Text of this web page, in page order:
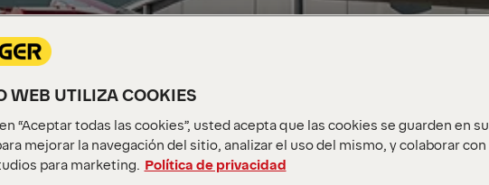
WEB UTILIZA COOKIES
“Aceptar todas las cookies”, usted acepta que las cookies se guarden en su
mejorar la navegación del sitio, analizar el uso del mismo, y colaborar con
para marketing. Política de privacidad